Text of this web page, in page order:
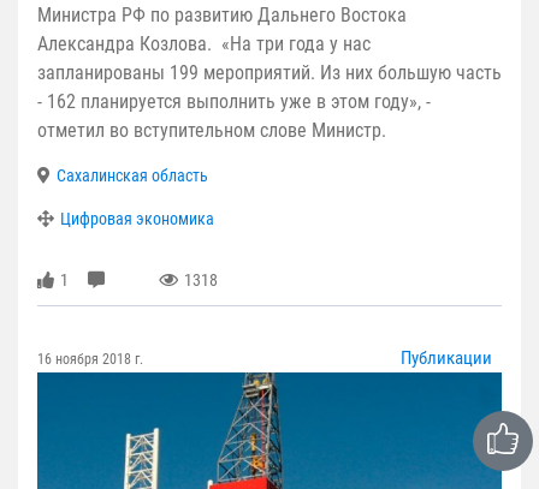
Министра РФ по развитию Дальнего Востока
Александра Козлова. «На три года у нас
запланированы 199 мероприятий. Из них большую часть
- 162 планируется выполнить уже в этом году», -
отметил во вступительном слове Министр.
Сахалинская область
Цифровая экономика
1 1318
16 ноября 2018 г. Публикации